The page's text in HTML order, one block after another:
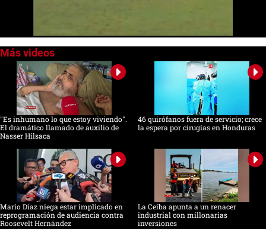
of
seconds
"Es inhumano lo que estoy viviendo".
El dramático llamado de auxilio de
Nasser Hilsaca
46 quirófanos fuera de servicio; crece
la espera por cirugías en Honduras
Mario Díaz niega estar implicado en
reprogramación de audiencia contra
Roosevelt Hernández
La Ceiba apunta a un renacer
industrial con millonarias
inversiones